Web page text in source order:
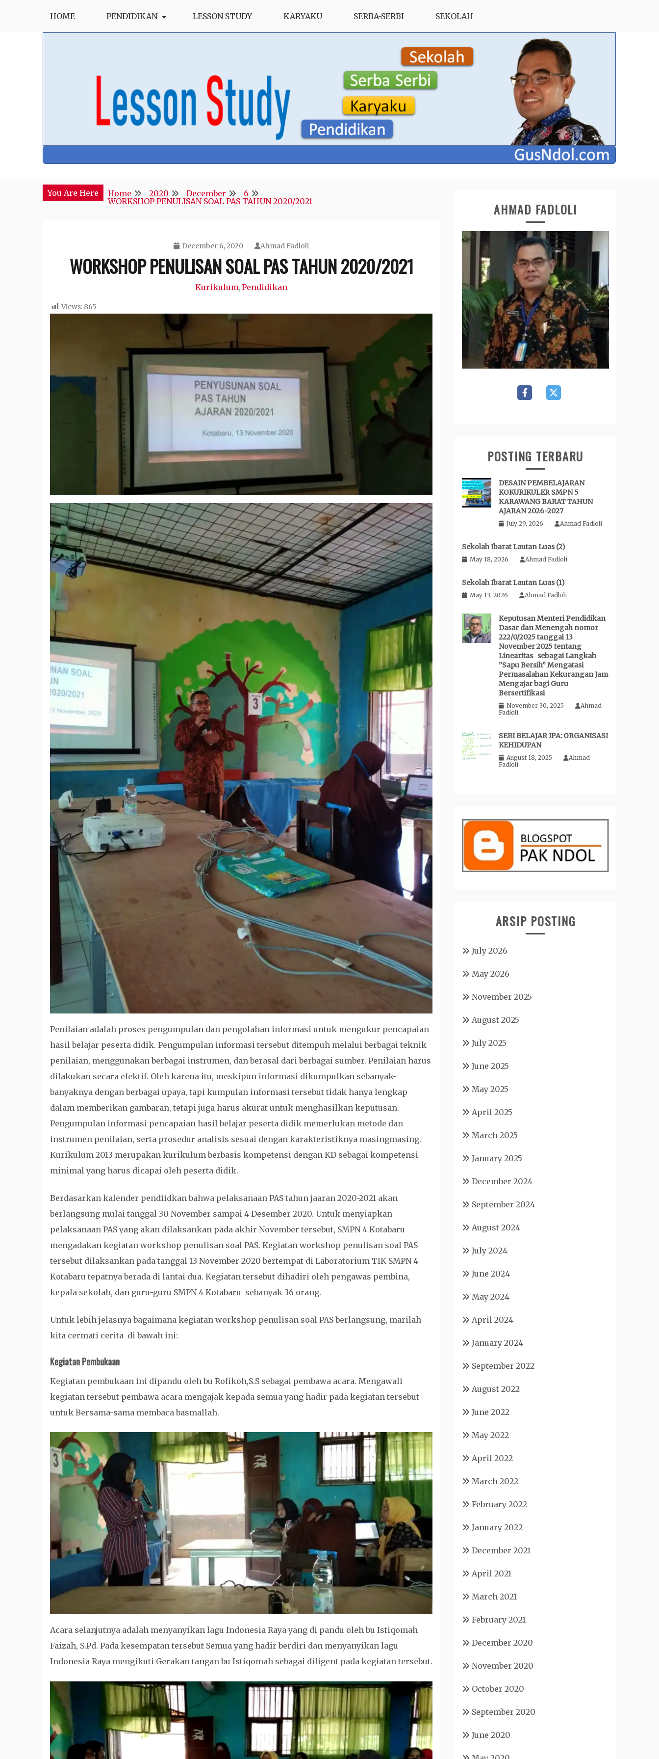
HOME PENDIDIKAN LESSON STUDY KARYAKU SERBA-SERBI SEKOLAH
GusNdol
You Are Here
Home 2020 December
6
WORKSHOP PENULISAN SOAL PAS TAHUN 2020/2021
December 6, 2020 Ahmad Fadloli
WORKSHOP PENULISAN SOAL PAS TAHUN 2020/2021
Kurikulum,Pendidikan
Views: 865
Penilaian adalah proses pengumpulan dan pengolahan informasi untuk mengukur pencapaian
hasil belajar peserta didik. Pengumpulan informasi tersebut ditempuh melalui berbagai teknik
penilaian, menggunakan berbagai instrumen, dan berasal dari berbagai sumber. Penilaian harus
dilakukan secara efektif. Oleh karena itu, meskipun informasi dikumpulkan sebanyak-
banyaknya dengan berbagai upaya, tapi kumpulan informasi tersebut tidak hanya lengkap
dalam memberikan gambaran, tetapi juga harus akurat untuk menghasilkan keputusan.
Pengumpulan informasi pencapaian hasil belajar peserta didik memerlukan metode dan
instrumen penilaian, serta prosedur analisis sesuai dengan karakteristiknya masingmasing.
Kurikulum 2013 merupakan kurikulum berbasis kompetensi dengan KD sebagai kompetensi
minimal yang harus dicapai oleh peserta didik.
Berdasarkan kalender pendiidkan bahwa pelaksanaan PAS tahun jaaran 2020-2021 akan
berlangsung mulai tanggal 30 November sampai 4 Desember 2020. Untuk menyiapkan
pelaksanaan PAS yang akan dilaksankan pada akhir November tersebut, SMPN 4 Kotabaru
mengadakan kegiatan workshop penulisan soal PAS. Kegiatan workshop penulisan soal PAS
tersebut dilaksankan pada tanggal 13 November 2020 bertempat di Laboratorium TIK SMPN 4
Kotabaru tepatnya berada di lantai dua. Kegiatan tersebut dihadiri oleh pengawas pembina,
kepala sekolah, dan guru-guru SMPN 4 Kotabaru sebanyak 36 orang.
Untuk lebih jelasnya bagaimana kegiatan workshop penulisan soal PAS berlangsung, marilah
kita cermati cerita di bawah ini:
Kegiatan Pembukaan
Kegiatan pembukaan ini dipandu oleh bu Rofikoh,S.S sebagai pembawa acara. Mengawali
kegiatan tersebut pembawa acara mengajak kepada semua yang hadir pada kegiatan tersebut
untuk Bersama-sama membaca basmallah.
Acara selanjutnya adalah menyanyikan lagu Indonesia Raya yang di pandu oleh bu Istiqomah
Faizah, S.Pd. Pada kesempatan tersebut Semua yang hadir berdiri dan menyanyikan lagu
Indonesia Raya mengikuti Gerakan tangan bu Istiqomah sebagai diligent pada kegiatan tersebut.
AHMAD FADLOLI
POSTING TERBARU
DESAIN PEMBELAJARAN
KOKURIKULER SMPN 5
KARAWANG BARAT TAHUN
AJARAN 2026-2027
July 29, 2026 Ahmad Fadloli
Sekolah Ibarat Lautan Luas (2)
May 18, 2026 Ahmad Fadloli
Sekolah Ibarat Lautan Luas (1)
May 13, 2026 Ahmad Fadloli
Keputusan Menteri Pendidikan
Dasar dan Menengah nomor
222/0/2025 tanggal 13
November 2025 tentang
Linearitas sebagai Langkah
”Sapu Bersih” Mengatasi
Permasalahan Kekurangan Jam
Mengajar bagi Guru
Bersertifikasi
November 30, 2025
Ahmad
Fadloli
SERI BELAJAR IPA: ORGANISASI
KEHIDUPAN
August 18, 2025
Ahmad
Fadloli
ARSIP POSTING
July 2026
May 2026
November 2025
August 2025
July 2025
June 2025
May 2025
April 2025
March 2025
January 2025
December 2024
September 2024
August 2024
July 2024
June 2024
May 2024
April 2024
January 2024
September 2022
August 2022
June 2022
May 2022
April 2022
March 2022
February 2022
January 2022
December 2021
April 2021
March 2021
February 2021
December 2020
November 2020
October 2020
September 2020
June 2020